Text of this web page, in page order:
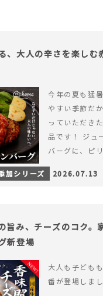
、大人の辛さを楽しむ
今年の夏も猛
やすい季節だ
っていただき
品です！ ジュ
バーグに、ピ
みが楽しめる
を読む ピリッ
加シリーズ 2026.07.13
旨み、チーズのコク。
新登場
大人も子ども
番が登場しまし